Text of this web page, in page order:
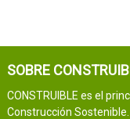
SOBRE
CONSTRUIBLE es el
Construcción Sostenible.